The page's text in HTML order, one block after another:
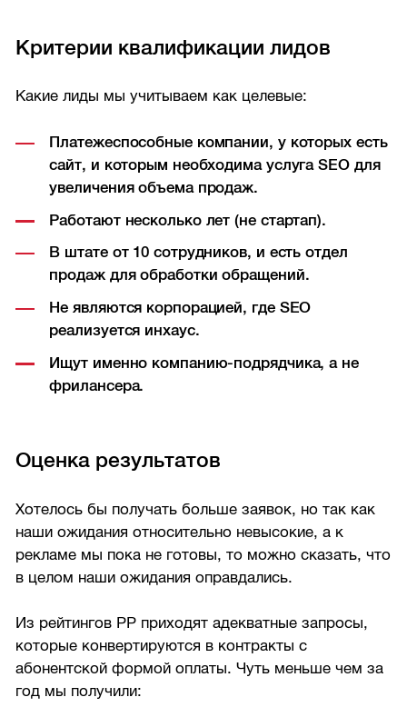
Критерии квалификации лидов
Какие лиды мы учитываем как целевые:
Платежеспособные компании, у которых есть
сайт, и которым необходима услуга SEO для
увеличения объема продаж.
Работают несколько лет (не стартап).
В штате от 10 сотрудников, и есть отдел
продаж для обработки обращений.
Не являются корпорацией, где SEO
реализуется инхаус.
Ищут именно компанию-подрядчика, а не
фрилансера.
Оценка результатов
Хотелось бы получать больше заявок, но так как
наши ожидания относительно невысокие, а к
рекламе мы пока не готовы, то можно сказать, что
в целом наши ожидания оправдались.
Из рейтингов РР приходят адекватные запросы,
которые конвертируются в контракты с
абонентской формой оплаты. Чуть меньше чем за
год мы получили: